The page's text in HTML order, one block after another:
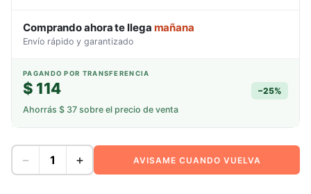
Comprando ahora te llega mañana
Envío rápido y garantizado
PAGANDO POR TRANSFERENCIA
$ 114 −25%
Ahorrás $ 37 sobre el precio de venta
− + AVISAME CUANDO VUELVA